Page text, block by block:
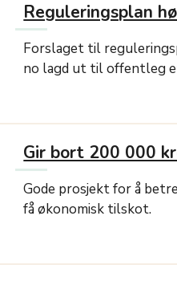
Reguleringsplan
Forslaget til
no lagd ut til offentleg
Gir bort 200 000
Gode prosjekt for å
få økonomisk tilskot.